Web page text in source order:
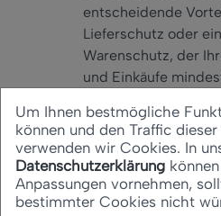
entscheidende
Lieferschutz oder
Warenschutz, der
und Einkäufe
hinaus besonders
Problemen erhalten
garantiert Ihren
Sofern Sie
verschenken oder
Um Ihnen bestmögliche
können und den Traffic
verwenden wir Cookies. In
Datenschutzerklärung
Anpassungen vornehmen,
bestimmter Cookies nicht